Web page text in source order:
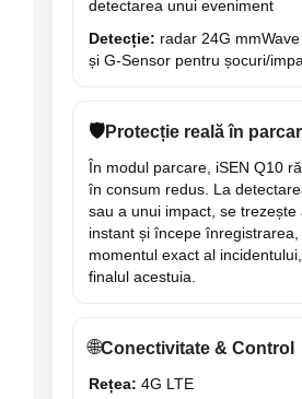
detectarea unui eveniment
Detecție: radar 24G
și G-Sensor pentru șocuri/
🛡️Protecție reală în
În modul parcare, iSEN Q10
în consum redus. La
sau a unui impact, se trezește
instant și începe
momentul exact al
finalul acestuia.
🌐Conectivitate & Control
Rețea: 4G LTE